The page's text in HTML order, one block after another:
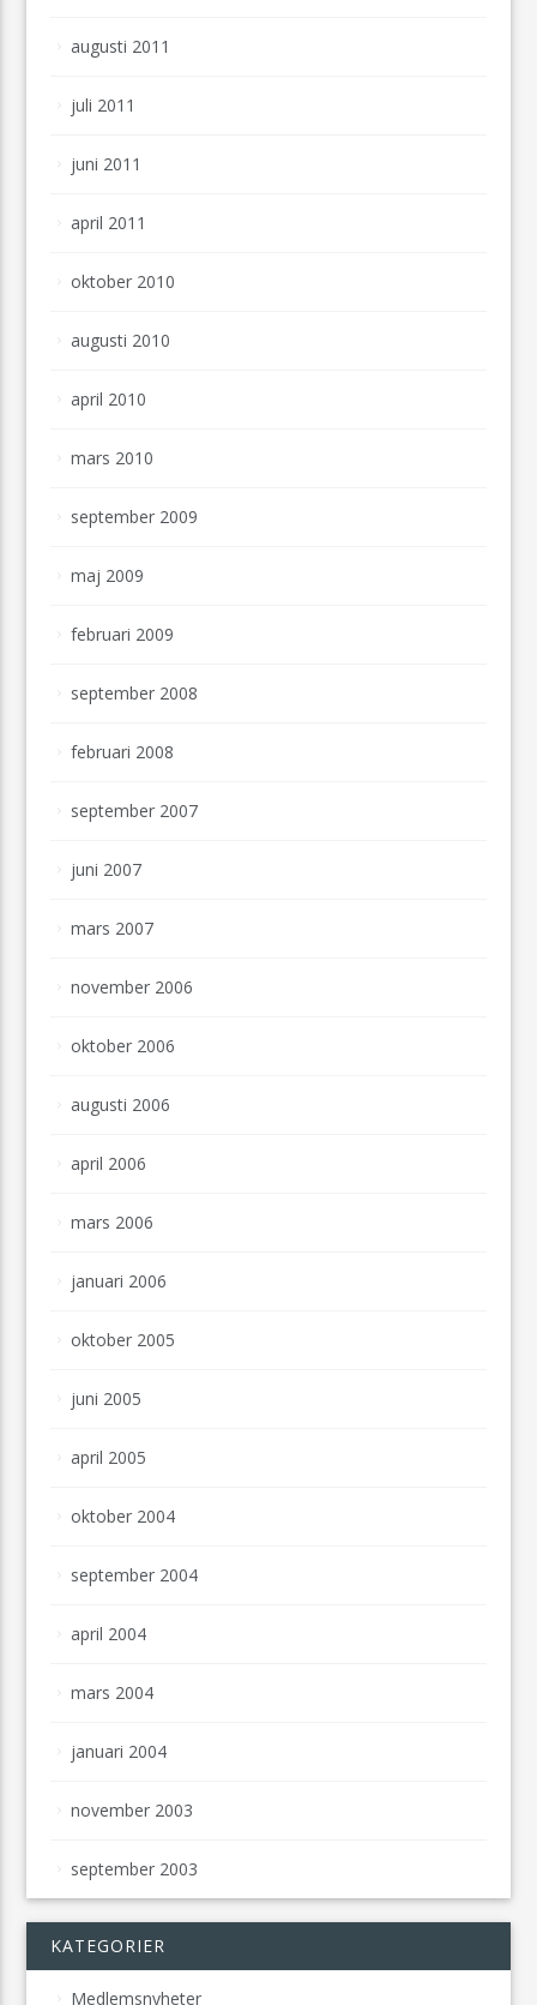
augusti 2011
juli 2011
juni 2011
april 2011
oktober 2010
augusti 2010
april 2010
mars 2010
september 2009
maj 2009
februari 2009
september 2008
februari 2008
september 2007
juni 2007
mars 2007
november 2006
oktober 2006
augusti 2006
april 2006
mars 2006
januari 2006
oktober 2005
juni 2005
april 2005
oktober 2004
september 2004
april 2004
mars 2004
januari 2004
november 2003
september 2003
KATEGORIER
Medlemsnyheter